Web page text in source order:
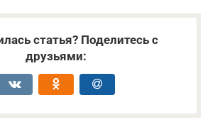
статья? Поделитесь с
друзьями: